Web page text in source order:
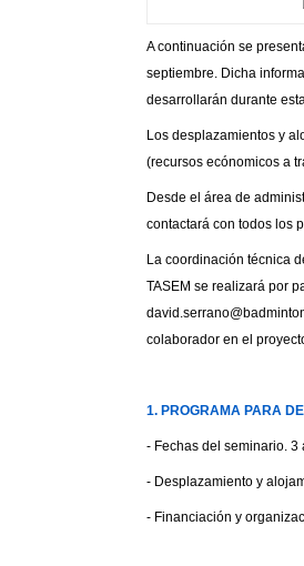
A continuación se
septiembre. Dicha
desarrollarán durante
Los desplazamientos y
(recursos ecónomicos a
Desde el área de
contactará con todos los
La coordinación técnica
TASEM se realizará por
colaborador en el
1. PROGRAMA PARA
- Fechas del seminario. 3
- Desplazamiento y
- Financiación y